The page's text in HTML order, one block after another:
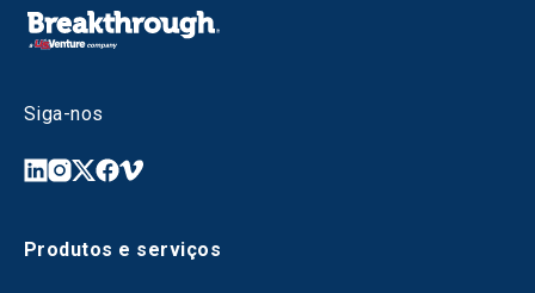
Siga-nos
Produtos e serviços